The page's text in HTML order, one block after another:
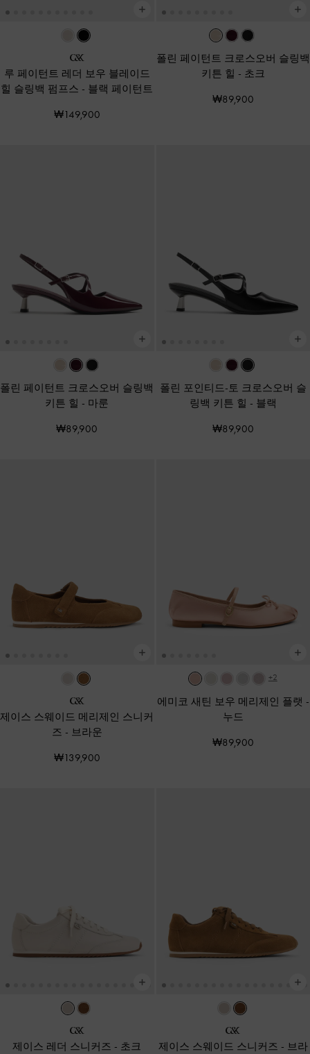
루 페이턴트 레더 보우 블레이드
힐 슬링백 펌프스 - 블랙 페이턴트
₩149,900
폴린 페이턴트 크로스오버 슬링백
키튼 힐 - 초크
₩89,900
폴린 페이턴트 크로스오버 슬링백
키튼 힐 - 마룬
₩89,900
폴린 포인티드-토 크로스오버 슬
링백 키튼 힐 - 블랙
₩89,900
제이스 스웨이드 메리제인 스니커
즈 - 브라운
₩139,900
+2
에미코 새틴 보우 메리제인 플랫 -
누드
₩89,900
제이스 레더 스니커즈 - 초크 제이스 스웨이드 스니커즈 - 브라